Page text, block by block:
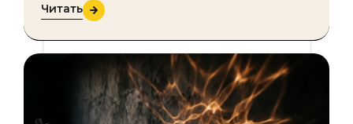
каждый предмет уникален. Бра, подвесные,
потолоч…
Читать